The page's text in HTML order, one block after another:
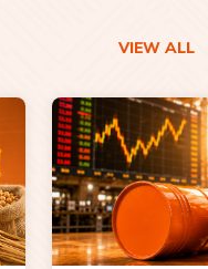
VIEW ALL